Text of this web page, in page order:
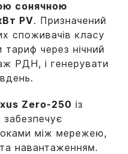
сонячною
PV. Призначений
споживачів класу
тариф через нічний
РДН, і генерувати
Zero-250 із
забезпечує
між мережею,
навантаженням.